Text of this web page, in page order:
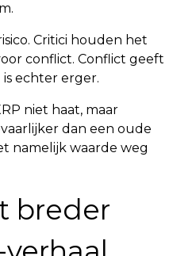
Critici houden het
conflict. Conflict geeft
echter erger.
niet haat, maar
dan een oude
namelijk waarde weg
breder